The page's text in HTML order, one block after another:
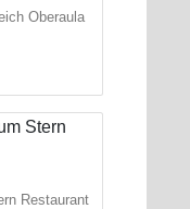
Oberaula
Restaurant